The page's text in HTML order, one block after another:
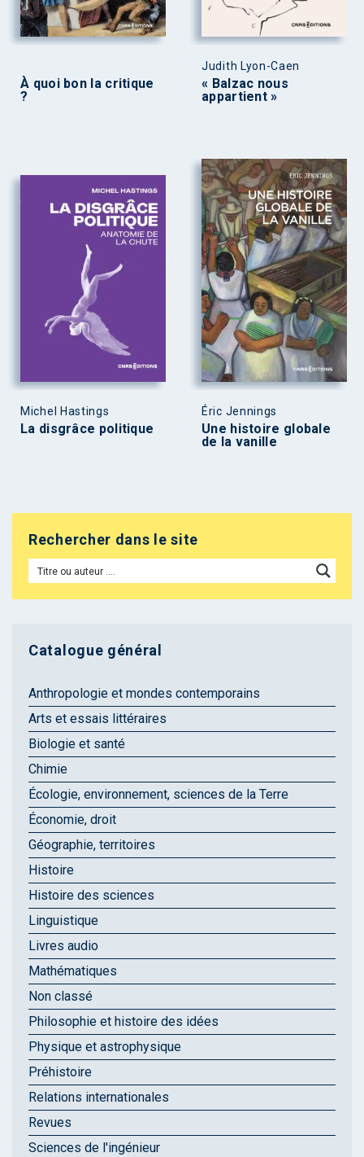
À quoi bon la critique
?
Judith Lyon-Caen
« Balzac nous
appartient »
Michel Hastings
La disgrâce politique
Éric Jennings
Une histoire globale
de la vanille
Rechercher dans le site
Catalogue général
Anthropologie et mondes contemporains
Arts et essais littéraires
Biologie et santé
Chimie
Écologie, environnement, sciences de la Terre
Économie, droit
Géographie, territoires
Histoire
Histoire des sciences
Linguistique
Livres audio
Mathématiques
Non classé
Philosophie et histoire des idées
Physique et astrophysique
Préhistoire
Relations internationales
Revues
Sciences de l'ingénieur